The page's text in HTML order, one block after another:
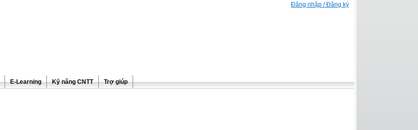
Đăng nhập / Đăng ký
E-Learning Kỹ năng CNTT Trợ giúp